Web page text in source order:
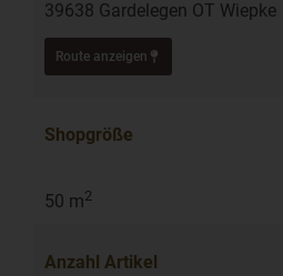
39638 Gardelegen OT Wiepke
Route anzeigen
Shopgröße
50 m2
Anzahl Artikel